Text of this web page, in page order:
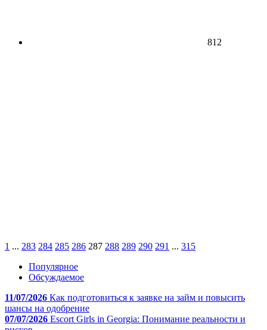
812
1 ... 283 284 285 286 287 288 289 290 291 ... 315
Популярное
Обсуждаемое
11/07/2026 Как подготовиться к заявке на займ и повысить
шансы на одобрение
07/07/2026 Escort Girls in Georgia: Понимание реальности и